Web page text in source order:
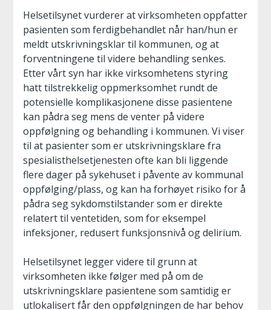
Helsetilsynet vurderer at virksomheten oppfatter
pasienten som ferdigbehandlet når han/hun er
meldt utskrivningsklar til kommunen, og at
forventningene til videre behandling senkes.
Etter vårt syn har ikke virksomhetens styring
hatt tilstrekkelig oppmerksomhet rundt de
potensielle komplikasjonene disse pasientene
kan pådra seg mens de venter på videre
oppfølgning og behandling i kommunen. Vi viser
til at pasienter som er utskrivningsklare fra
spesialisthelsetjenesten ofte kan bli liggende
flere dager på sykehuset i påvente av kommunal
oppfølging/plass, og kan ha forhøyet risiko for å
pådra seg sykdomstilstander som er direkte
relatert til ventetiden, som for eksempel
infeksjoner, redusert funksjonsnivå og delirium.
Helsetilsynet legger videre til grunn at
virksomheten ikke følger med på om de
utskrivningsklare pasientene som samtidig er
utlokalisert får den oppfølgningen de har behov